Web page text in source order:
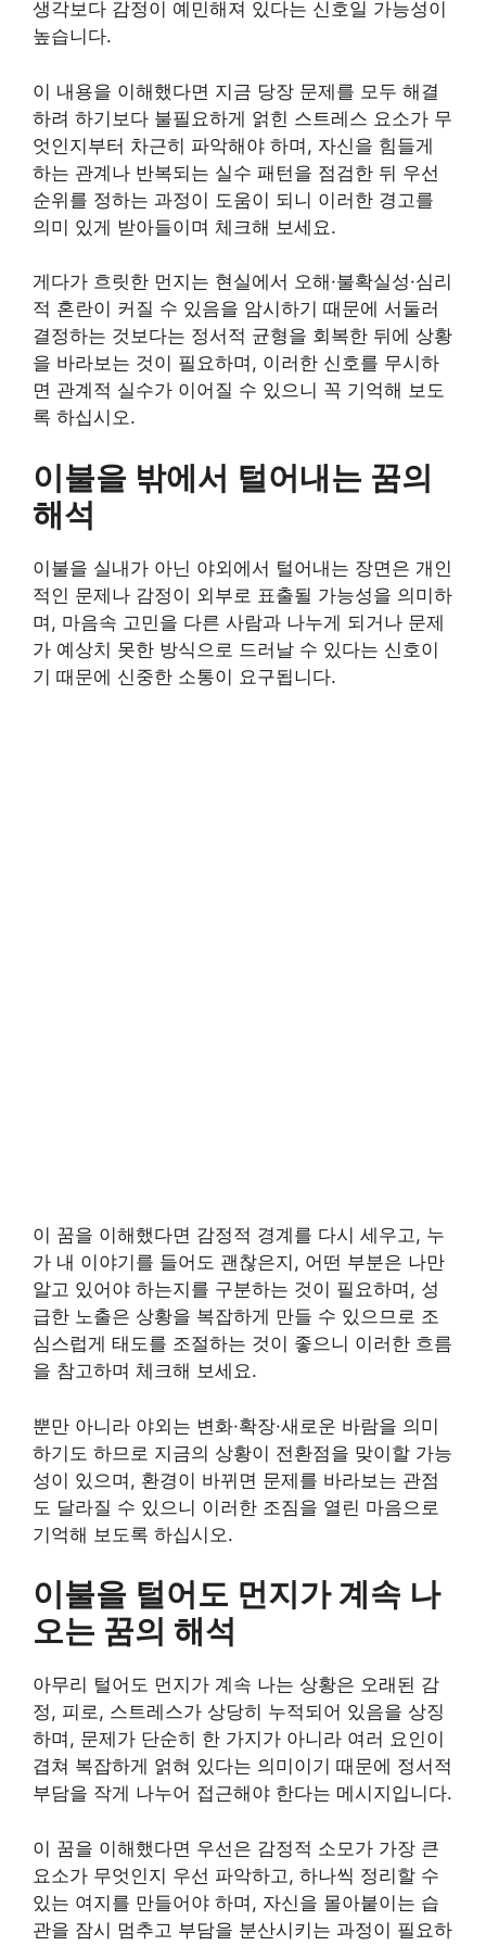
생각보다 감정이 예민해져 있다는 신호일 가능성이
높습니다.
이 내용을 이해했다면 지금 당장 문제를 모두 해결
하려 하기보다 불필요하게 얽힌 스트레스 요소가 무
엇인지부터 차근히 파악해야 하며, 자신을 힘들게
하는 관계나 반복되는 실수 패턴을 점검한 뒤 우선
순위를 정하는 과정이 도움이 되니 이러한 경고를
의미 있게 받아들이며 체크해 보세요.
게다가 흐릿한 먼지는 현실에서 오해·불확실성·심리
적 혼란이 커질 수 있음을 암시하기 때문에 서둘러
결정하는 것보다는 정서적 균형을 회복한 뒤에 상황
을 바라보는 것이 필요하며, 이러한 신호를 무시하
면 관계적 실수가 이어질 수 있으니 꼭 기억해 보도
록 하십시오.
이불을 밖에서 털어내는 꿈의
해석
이불을 실내가 아닌 야외에서 털어내는 장면은 개인
적인 문제나 감정이 외부로 표출될 가능성을 의미하
며, 마음속 고민을 다른 사람과 나누게 되거나 문제
가 예상치 못한 방식으로 드러날 수 있다는 신호이
기 때문에 신중한 소통이 요구됩니다.
이 꿈을 이해했다면 감정적 경계를 다시 세우고, 누
가 내 이야기를 들어도 괜찮은지, 어떤 부분은 나만
알고 있어야 하는지를 구분하는 것이 필요하며, 성
급한 노출은 상황을 복잡하게 만들 수 있으므로 조
심스럽게 태도를 조절하는 것이 좋으니 이러한 흐름
을 참고하며 체크해 보세요.
뿐만 아니라 야외는 변화·확장·새로운 바람을 의미
하기도 하므로 지금의 상황이 전환점을 맞이할 가능
성이 있으며, 환경이 바뀌면 문제를 바라보는 관점
도 달라질 수 있으니 이러한 조짐을 열린 마음으로
기억해 보도록 하십시오.
이불을 털어도 먼지가 계속 나
오는 꿈의 해석
아무리 털어도 먼지가 계속 나는 상황은 오래된 감
정, 피로, 스트레스가 상당히 누적되어 있음을 상징
하며, 문제가 단순히 한 가지가 아니라 여러 요인이
겹쳐 복잡하게 얽혀 있다는 의미이기 때문에 정서적
부담을 작게 나누어 접근해야 한다는 메시지입니다.
이 꿈을 이해했다면 우선은 감정적 소모가 가장 큰
요소가 무엇인지 우선 파악하고, 하나씩 정리할 수
있는 여지를 만들어야 하며, 자신을 몰아붙이는 습
관을 잠시 멈추고 부담을 분산시키는 과정이 필요하